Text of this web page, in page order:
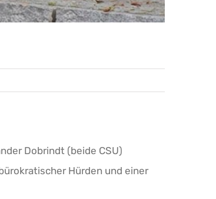
Dobrindt (beide CSU)
Hürden und einer